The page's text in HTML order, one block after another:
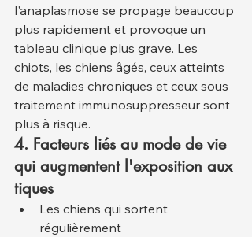
l'anaplasmose se propage beaucoup
plus rapidement et provoque un
tableau clinique plus grave. Les
chiots, les chiens âgés, ceux atteints
de maladies chroniques et ceux sous
traitement immunosuppresseur sont
plus à risque.
4. Facteurs liés au mode de vie
qui augmentent l'exposition aux
tiques
Les chiens qui sortent
régulièrement